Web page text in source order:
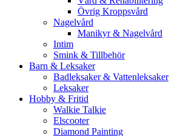
Övrig Kroppsvård
Nagelvård
Manikyr & Nagelvård
Intim
Smink & Tillbehör
Barn & Leksaker
Badleksaker & Vattenleksaker
Leksaker
Hobby & Fritid
Walkie Talkie
Elscooter
Diamond Painting